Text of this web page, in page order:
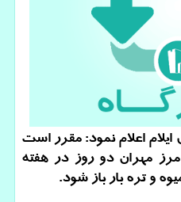
ایلام اعلام نمود: مقرر است
مهران دو روز در هفته
و تره بار باز شود.